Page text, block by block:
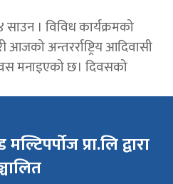
साउन । विविध कार्यक्रमको
अन्तरर्राष्ट्रिय आदिवासी
मनाइएको छ। दिवसको
प्रा.लि द्वारा